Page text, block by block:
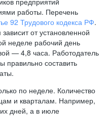
работы. Перечень
92 Трудового кодекса РФ.
от установленной
неделе рабочий день
—4,8 часа. Работодатель
правильно составить
по неделе. Количество
и кварталам. Например,
дней, а в июле